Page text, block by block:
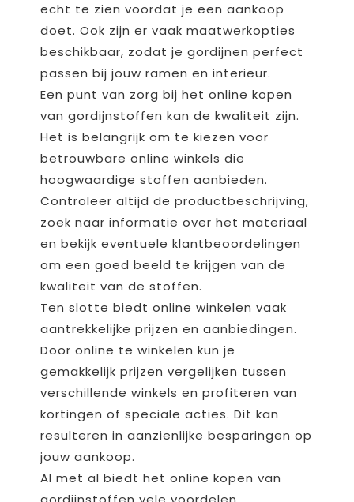
echt te zien voordat je een aankoop
doet. Ook zijn er vaak maatwerkopties
beschikbaar, zodat je gordijnen perfect
passen bij jouw ramen en interieur.
Een punt van zorg bij het online kopen
van gordijnstoffen kan de kwaliteit zijn.
Het is belangrijk om te kiezen voor
betrouwbare online winkels die
hoogwaardige stoffen aanbieden.
Controleer altijd de productbeschrijving,
zoek naar informatie over het materiaal
en bekijk eventuele klantbeoordelingen
om een goed beeld te krijgen van de
kwaliteit van de stoffen.
Ten slotte biedt online winkelen vaak
aantrekkelijke prijzen en aanbiedingen.
Door online te winkelen kun je
gemakkelijk prijzen vergelijken tussen
verschillende winkels en profiteren van
kortingen of speciale acties. Dit kan
resulteren in aanzienlijke besparingen op
jouw aankoop.
Al met al biedt het online kopen van